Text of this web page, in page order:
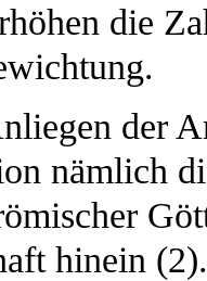
die
der
nämlich
hinein